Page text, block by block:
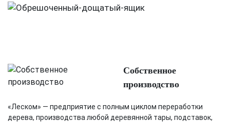
Собственное
производство
«Леском» — предприятие с полным циклом переработки
дерева, производства любой деревянной тары, подставок,